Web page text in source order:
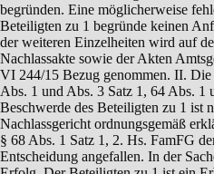
begründen. Eine möglicherweise
Beteiligten zu 1 begründe keinen
der weiteren Einzelheiten wird auf
Nachlassakte sowie der Akten
VI 244/15 Bezug genommen. II.
Abs. 1 und Abs. 3 Satz 1, 64 Abs. 1
Beschwerde des Beteiligten zu 1 ist
Nachlassgericht ordnungsgemäß
§ 68 Abs. 1 Satz 1, 2. Hs. FamFG
Entscheidung angefallen. In der